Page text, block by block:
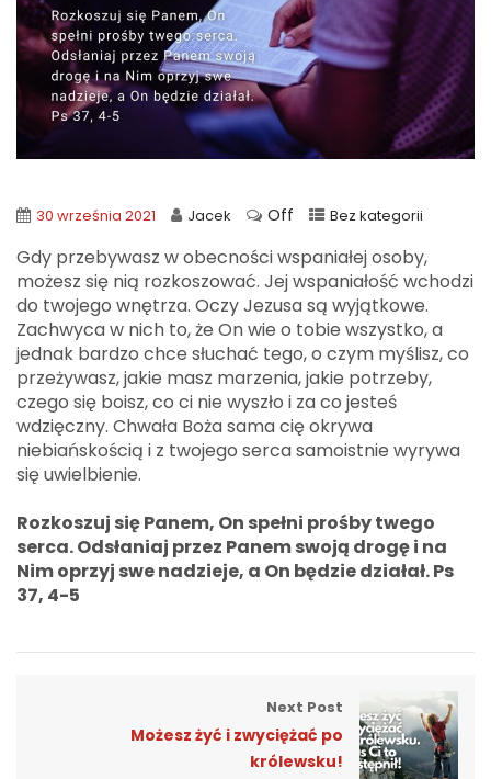
30 września 2021 Jacek Off Bez kategorii
Gdy przebywasz w obecności wspaniałej osoby,
możesz się nią rozkoszować. Jej wspaniałość wchodzi
do twojego wnętrza. Oczy Jezusa są wyjątkowe.
Zachwyca w nich to, że On wie o tobie wszystko, a
jednak bardzo chce słuchać tego, o czym myślisz, co
przeżywasz, jakie masz marzenia, jakie potrzeby,
czego się boisz, co ci nie wyszło i za co jesteś
wdzięczny. Chwała Boża sama cię okrywa
niebiańskością i z twojego serca samoistnie wyrywa
się uwielbienie.
Rozkoszuj się Panem, On spełni prośby twego
serca. Odsłaniaj przez Panem swoją drogę i na
Nim oprzyj swe nadzieje, a On będzie działał. Ps
37, 4-5
Next Post
Możesz żyć i zwyciężać po
królewsku!